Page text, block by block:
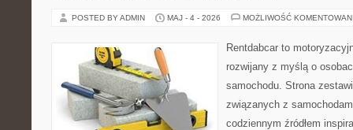
POSTED BY ADMIN MAJ - 4 - 2026 MOŻLIWOŚĆ
Rentdabcar to
rozwijany z myślą o
samochodu. Strona
związanych z
codziennym źródłem